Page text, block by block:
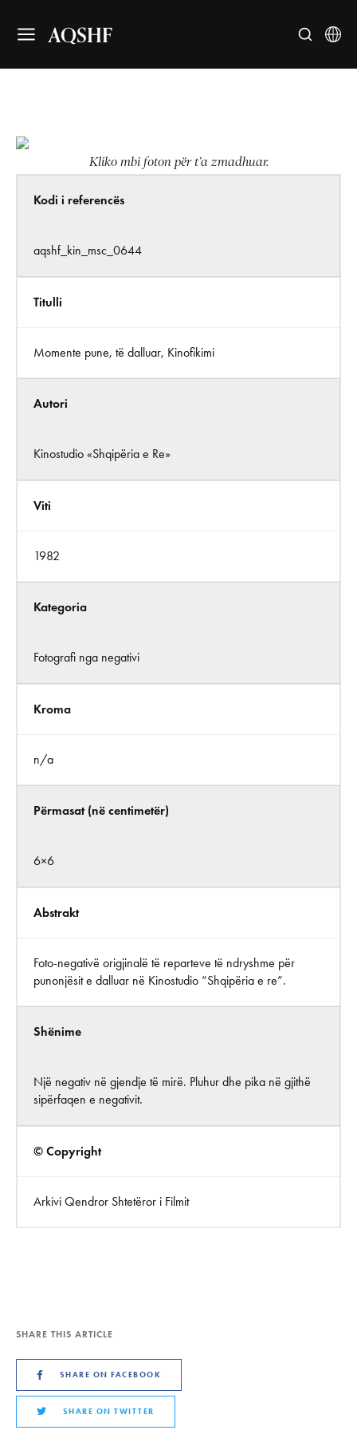
AQSHF
Kliko mbi foton për t’a zmadhuar.
Kodi i referencës
aqshf_kin_msc_0644
Titulli
Momente pune, të dalluar, Kinofikimi
Autori
Kinostudio «Shqipëria e Re»
Viti
1982
Kategoria
Fotografi nga negativi
Kroma
n/a
Përmasat (në centimetër)
6×6
Abstrakt
Foto-negativë origjinalë të reparteve të ndryshme për
punonjësit e dalluar në Kinostudio “Shqipëria e re”.
Shënime
Një negativ në gjendje të mirë. Pluhur dhe pika në gjithë
sipërfaqen e negativit.
© Copyright
Arkivi Qendror Shtetëror i Filmit
SHARE THIS ARTICLE
SHARE ON FACEBOOK
SHARE ON TWITTER